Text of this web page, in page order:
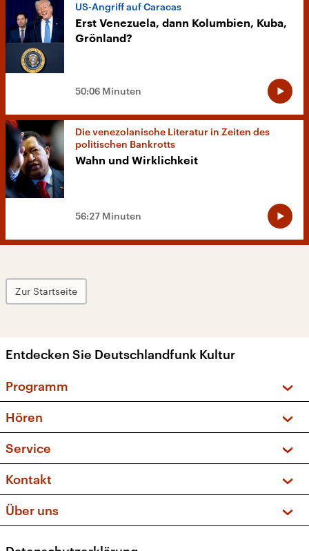
US-Angriff auf Caracas
Erst Venezuela, dann Kolumbien, Kuba,
Grönland?
50:06 Minuten
Die venezolanische Literatur in Zeiten des
politischen Bankrotts
Wahn und Wirklichkeit
56:27 Minuten
Zur Startseite
Entdecken Sie Deutschlandfunk Kultur
Programm
Sendungen und Podcasts
Musikliste
Kakadu – Das Kinderprogramm
Hören
Frequenzen (UKW + DAB+)
Service
FAQ
Apps
Newsletter
Kontakt
Social Media
Über uns